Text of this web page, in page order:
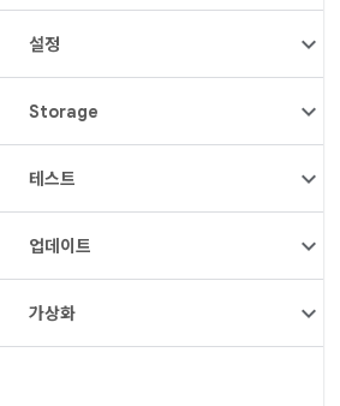
설정
Storage
테스트
업데이트
가상화